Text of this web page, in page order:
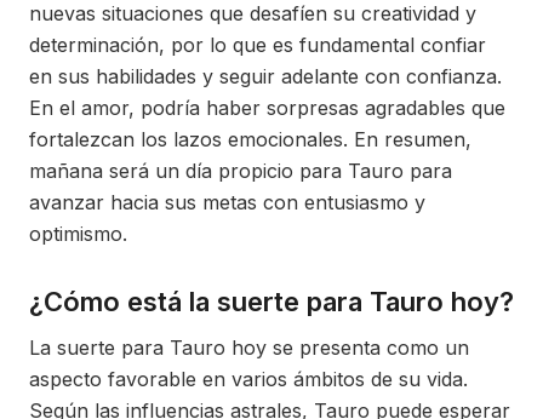
nuevas situaciones que desafíen su creatividad y
determinación, por lo que es fundamental confiar
en sus habilidades y seguir adelante con confianza.
En el amor, podría haber sorpresas agradables que
fortalezcan los lazos emocionales. En resumen,
mañana será un día propicio para Tauro para
avanzar hacia sus metas con entusiasmo y
optimismo.
¿Cómo está la suerte para Tauro hoy?
La suerte para Tauro hoy se presenta como un
aspecto favorable en varios ámbitos de su vida.
Según las influencias astrales, Tauro puede esperar